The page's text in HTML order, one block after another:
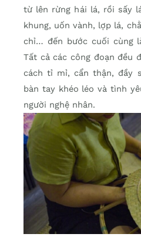
từ lên rừng hái lá, rồi sấy
khung, uốn vành, lợp lá,
chỉ… đến bước cuối cùng
Tất cả các công đoạn đều
cách tỉ mỉ, cẩn thận, đầy
bàn tay khéo léo và tình
người nghệ nhân.